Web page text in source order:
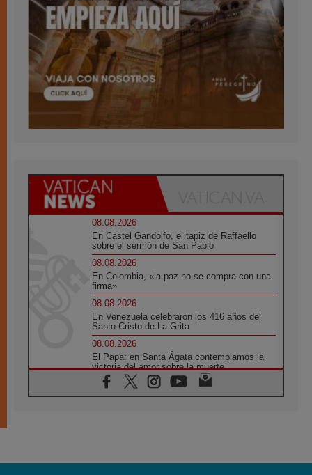
08.08.2026
En Castel Gandolfo, el tapiz de Raffaello
sobre el sermón de San Pablo
08.08.2026
En Colombia, «la paz no se compra con una
firma»
08.08.2026
En Venezuela celebraron los 416 años del
Santo Cristo de La Grita
08.08.2026
El Papa: en Santa Ágata contemplamos la
victoria del amor sobre la muerte
08.08.2026
León XIV visitará el Santuario de la Madre
07.08.2026